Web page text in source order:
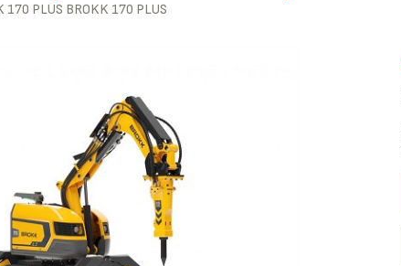
170 PLUS BROKK 170 PLUS